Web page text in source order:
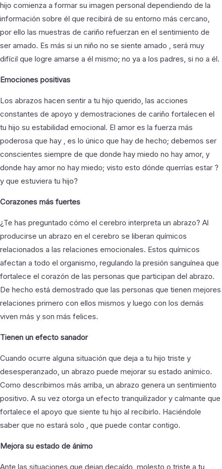
hijo comienza a formar su imagen personal dependiendo de la
información sobre él que recibirá de su entorno más cercano,
por ello las muestras de cariño refuerzan en el sentimiento de
ser amado. Es más si un niño no se siente amado , será muy
difícil que logre amarse a él mismo; no ya a los padres, si no a él.
Emociones positivas
Los abrazos hacen sentir a tu hijo querido, las acciones
constantes de apoyo y demostraciones de cariño fortalecen el
tu hijo su estabilidad emocional. El amor es la fuerza más
poderosa que hay , es lo único que hay de hecho; debemos ser
conscientes siempre de que donde hay miedo no hay amor, y
donde hay amor no hay miedo; visto esto dónde querrías estar ?
y que estuviera tu hijo?
Corazones más fuertes
¿Te has preguntado cómo el cerebro interpreta un abrazo? Al
producirse un abrazo en el cerebro se liberan químicos
relacionados a las relaciones emocionales. Estos químicos
afectan a todo el organismo, regulando la presión sanguínea que
fortalece el corazón de las personas que participan del abrazo.
De hecho está demostrado que las personas que tienen mejores
relaciones primero con ellos mismos y luego con los demás
viven más y son más felices.
Tienen un efecto sanador
Cuando ocurre alguna situación que deja a tu hijo triste y
desesperanzado, un abrazo puede mejorar su estado anímico.
Como describimos más arriba, un abrazo genera un sentimiento
positivo. A su vez otorga un efecto tranquilizador y calmante que
fortalece el apoyo que siente tu hijo al recibirlo. Haciéndole
saber que no estará solo , que puede contar contigo.
Mejora su estado de ánimo
Ante las situaciones que dejan decaído, molesto o triste a tu